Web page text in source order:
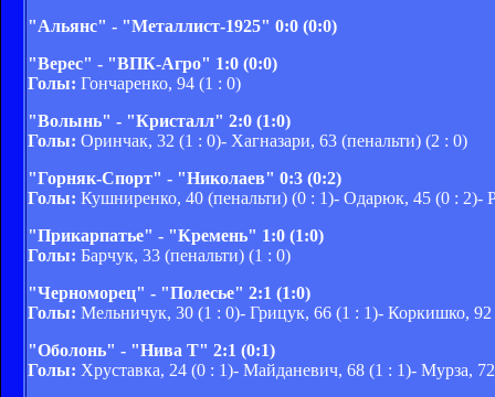
"Альянс" - "Металлист-1925" 0:0 (0:0)
"Верес" - "ВПК-Агро" 1:0 (0:0)
Голы: Гончаренко, 94 (1 : 0)
"Волынь" - "Кристалл" 2:0 (1:0)
Голы: Оринчак, 32 (1 : 0)- Хагназари, 63 (пенальти) (2 : 0)
"Горняк-Спорт" - "Николаев" 0:3 (0:2)
Голы: Кушниренко, 40 (пенальти) (0 : 1)- Одарюк, 45 (0 : 2)-
"Прикарпатье" - "Кремень" 1:0 (1:0)
Голы: Барчук, 33 (пенальти) (1 : 0)
"Черноморец" - "Полесье" 2:1 (1:0)
Голы: Мельничук, 30 (1 : 0)- Грицук, 66 (1 : 1)- Коркишко, 92
"Оболонь" - "Нива Т" 2:1 (0:1)
Голы: Хруставка, 24 (0 : 1)- Майданевич, 68 (1 : 1)- Мурза,